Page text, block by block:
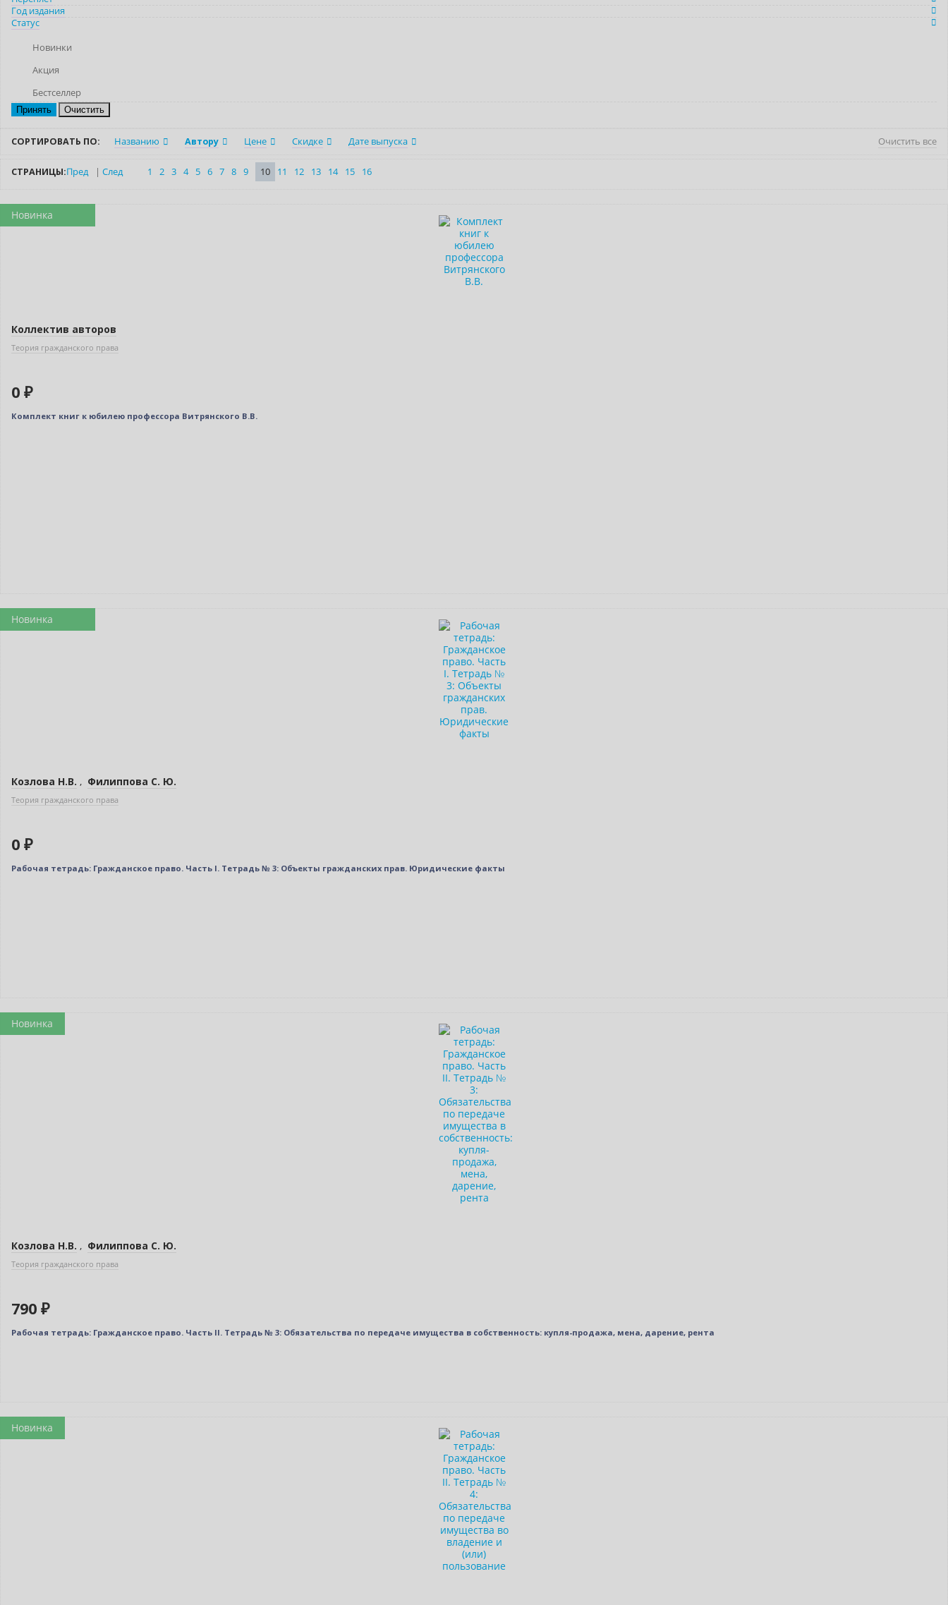
Год издания
Статус
Новинки
Акция
Бестселлер
Очистить
СОРТИРОВАТЬ ПО: Названию Автору Цене Скидке Дате выпуска Очистить все
СТРАНИЦЫ:Пред | След 1 2 3 4 5 6 7 8 9 10 11 12 13 14 15 16
Новинка
Коллектив авторов
Теория гражданского права
0 ₽
Комплект книг к юбилею профессора Витрянского В.В.
Новинка
Козлова Н.В. , Филиппова С. Ю.
Теория гражданского права
0 ₽
Рабочая тетрадь: Гражданское право. Часть I. Тетрадь № 3: Объекты гражданских прав. Юридические факты
Новинка
Козлова Н.В. , Филиппова С. Ю.
Теория гражданского права
790 ₽
Рабочая тетрадь: Гражданское право. Часть II. Тетрадь № 3: Обязательства по передаче имущества в собственность: купля-продажа, мена, дарение, рента
Новинка